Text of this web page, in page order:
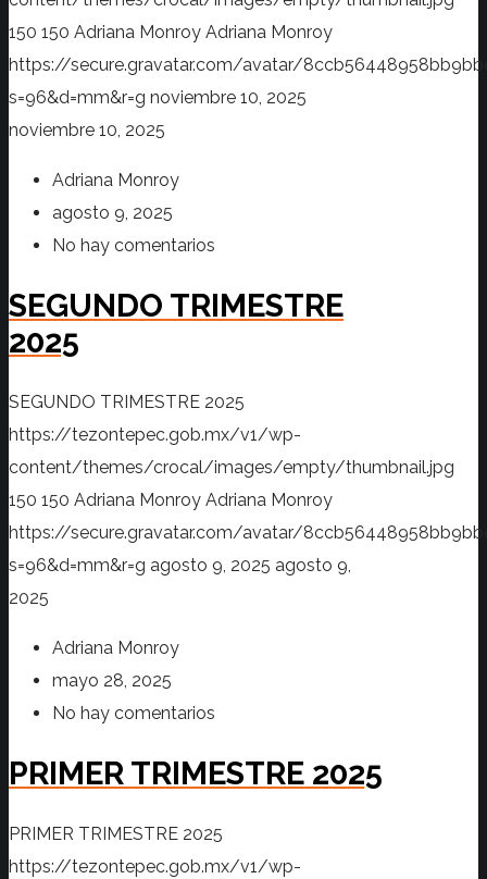
150 150 Adriana Monroy Adriana Monroy
https://secure.gravatar.com/avatar/
s=96&d=mm&r=g noviembre 10, 2025
noviembre 10, 2025
Adriana Monroy
agosto 9, 2025
No hay comentarios
SEGUNDO TRIMESTRE
2025
SEGUNDO TRIMESTRE 2025
https://tezontepec.gob.mx/v1/wp-
content/themes/crocal/images/empty/thumbnail.jpg
150 150 Adriana Monroy Adriana Monroy
https://secure.gravatar.com/avatar/
s=96&d=mm&r=g agosto 9, 2025 agosto 9,
2025
Adriana Monroy
mayo 28, 2025
No hay comentarios
PRIMER TRIMESTRE 2025
PRIMER TRIMESTRE 2025
https://tezontepec.gob.mx/v1/wp-